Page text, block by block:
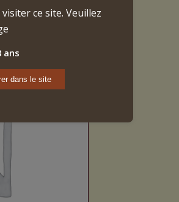
ce site. Veuillez
ans